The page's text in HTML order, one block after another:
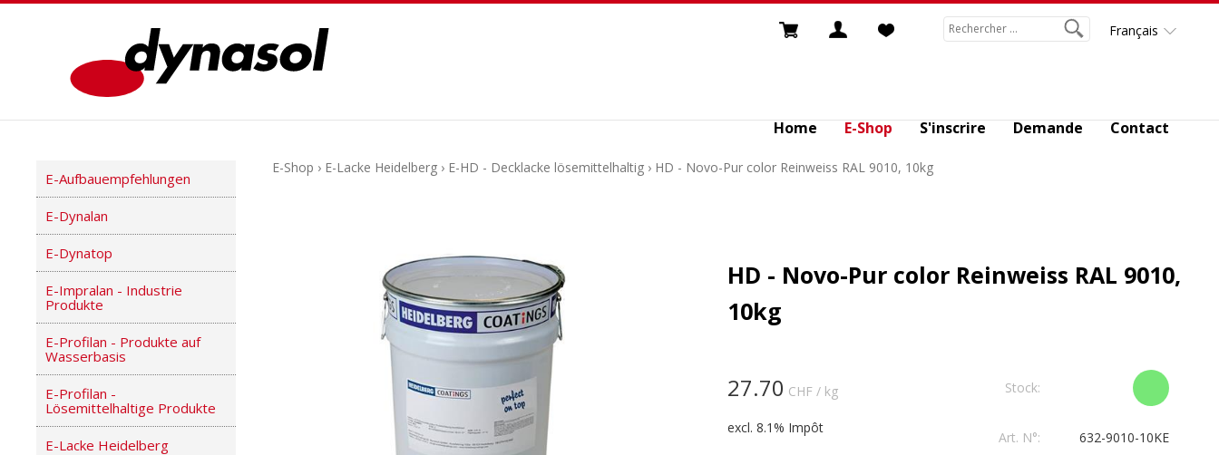
Français
Home E-Shop S'inscrire Demande Contact
E-Aufbauempfehlungen
E-Dynalan
E-Dynatop
E-Impralan - Industrie
Produkte
E-Profilan - Produkte auf
Wasserbasis
E-Profilan -
Lösemittelhaltige Produkte
E-Lacke Heidelberg
E-Shop › E-Lacke Heidelberg › E-HD - Decklacke lösemittelhaltig › HD - Novo-Pur color Reinweiss RAL 9010, 10kg
HD - Novo-Pur color Reinweiss RAL 9010,
10kg
27.70 CHF / kg
excl. 8.1% Impôt
Stock:
Art. N°: 632-9010-10KE